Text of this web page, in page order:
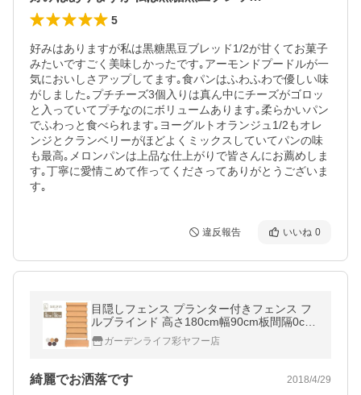
5
好みはありますが私は黒糖黒豆ブレッド1/2が甘くてお菓子
みたいですごく美味しかったです｡アーモンドプードルが一
気においしさアップしてます｡食パンはふわふわで優しい味
がしました｡プチチーズ3個入りは真ん中にチーズがゴロッ
と入っていてプチなのにボリュームあります｡柔らかいパン
でふわっと食べられます｡ヨーグルトオランジュ1/2もオレ
ンジとクランベリーがほどよくミックスしていてパンの味
も最高｡メロンパンは上品な仕上がりで皆さんにお薦めしま
す｡丁寧に愛情こめて作ってくださってありがとうございま
す｡
違反報告 いいね 0
目隠しフェンス プランター付きフェンス フ
ルブラインド 高さ180cm幅90cm板間隔0cm
庭 樹脂 フェンス 置くだけ サクリア
ガーデンライフ彩ヤフー店
綺麗でお洒落です 2018/4/29